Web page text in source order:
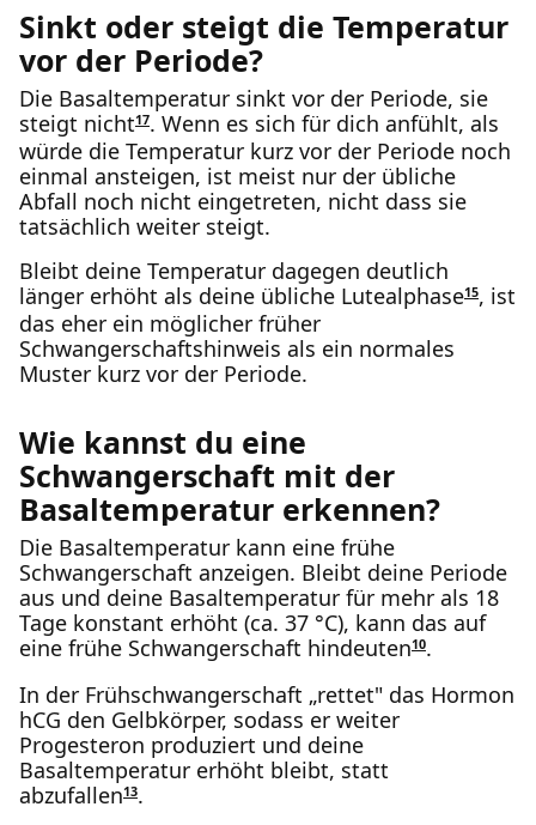
Sinkt oder steigt die Temperatur
vor der Periode?
Die Basaltemperatur sinkt vor der Periode, sie
steigt nicht17. Wenn es sich für dich anfühlt, als
würde die Temperatur kurz vor der Periode noch
einmal ansteigen, ist meist nur der übliche
Abfall noch nicht eingetreten, nicht dass sie
tatsächlich weiter steigt.
Bleibt deine Temperatur dagegen deutlich
länger erhöht als deine übliche Lutealphase15, ist
das eher ein möglicher früher
Schwangerschaftshinweis als ein normales
Muster kurz vor der Periode.
Wie kannst du eine
Schwangerschaft mit der
Basaltemperatur erkennen?
Die Basaltemperatur kann eine frühe
Schwangerschaft anzeigen. Bleibt deine Periode
aus und deine Basaltemperatur für mehr als 18
Tage konstant erhöht (ca. 37 °C), kann das auf
eine frühe Schwangerschaft hindeuten10.
In der Frühschwangerschaft „rettet" das Hormon
hCG den Gelbkörper, sodass er weiter
Progesteron produziert und deine
Basaltemperatur erhöht bleibt, statt
abzufallen13.